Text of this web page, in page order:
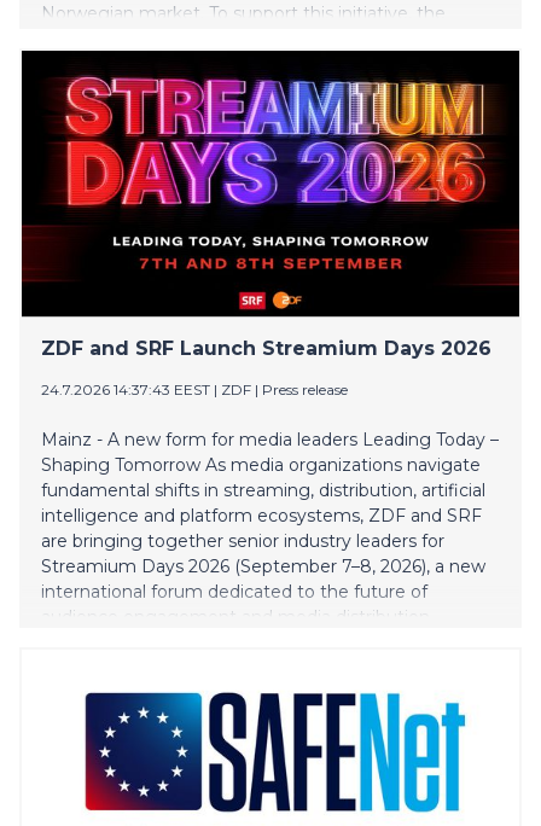
Norwegian market. To support this initiative, the
lead the establishment and development of its
business operations in Norway.
ZDF and SRF Launch Streamium Days 2026
24.7.2026 14:37:43 EEST | ZDF | Press release
Mainz - A new form for media leaders Leading Today –
Shaping Tomorrow As media organizations navigate
fundamental shifts in streaming, distribution, artificial
intelligence and platform ecosystems, ZDF and SRF
are bringing together senior industry leaders for
Streamium Days 2026 (September 7–8, 2026), a new
international forum dedicated to the future of
audience engagement and media distribution.